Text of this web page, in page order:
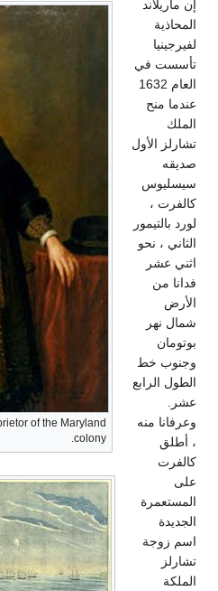
Cecil Calvert, 1st Proprietor of